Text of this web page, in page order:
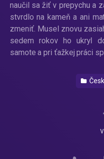
naučil sa žiť v prepychu a
stvrdlo na kameň a ani
zmeniť. Musel znovu
sedem rokov ho ukryl
samote a pri ťažkej práci